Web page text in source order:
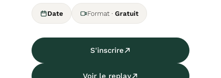
Date Format · Gratuit
S'inscrire
Voir le replay